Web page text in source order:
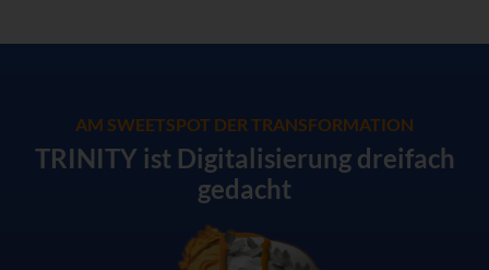
AM SWEETSPOT DER TRANSFORMATION
TRINITY ist Digitalisierung dreifach
gedacht